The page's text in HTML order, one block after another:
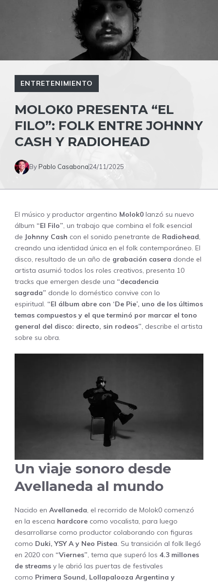
ENTRETENIMIENTO
MOLOK0 PRESENTA “EL
FILO”: FOLK ENTRE JOHNNY
CASH Y RADIOHEAD
By Pablo Casabona24/11/2025
El músico y productor argentino Molok0 lanzó su nuevo
álbum “El Filo”, un trabajo que combina el folk esencial
de Johnny Cash con el sonido penetrante de Radiohead,
creando una identidad única en el folk contemporáneo. El
disco, resultado de un año de grabación casera donde el
artista asumió todos los roles creativos, presenta 10
tracks que emergen desde una “decadencia
sagrada” donde lo doméstico convive con lo
espiritual. “El álbum abre con ‘De Pie’, uno de los últimos
temas compuestos y el que terminó por marcar el tono
general del disco: directo, sin rodeos”, describe el artista
sobre su obra.
Un viaje sonoro desde
Avellaneda al mundo
Nacido en Avellaneda, el recorrido de Molok0 comenzó
en la escena hardcore como vocalista, para luego
desarrollarse como productor colaborando con figuras
como Duki, YSY A y Neo Pistea. Su transición al folk llegó
en 2020 con “Viernes”, tema que superó los 4.3 millones
de streams y le abrió las puertas de festivales
como Primera Sound, Lollapalooza Argentina y